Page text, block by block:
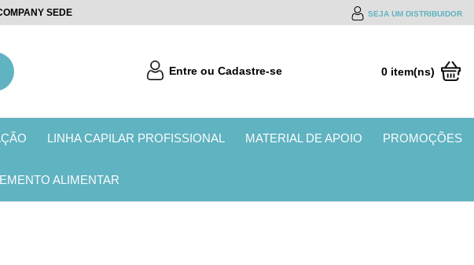
SEDE SEJA UM DISTRIBUIDOR
Entre ou Cadastre-se
0 item(ns)
LINHA CAPILAR PROFISSIONAL MATERIAL DE APOIO PROMOÇÕES
ALIMENTAR